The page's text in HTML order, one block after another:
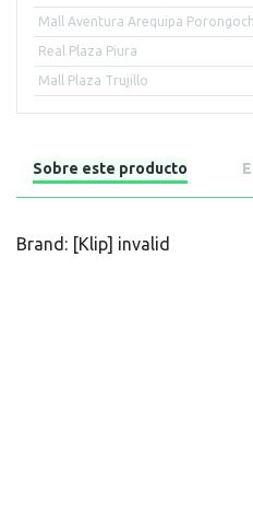
Mall Aventura Arequipa
Real Plaza Piura
Mall Plaza Trujillo
Sobre este producto
Brand: [Klip] invalid